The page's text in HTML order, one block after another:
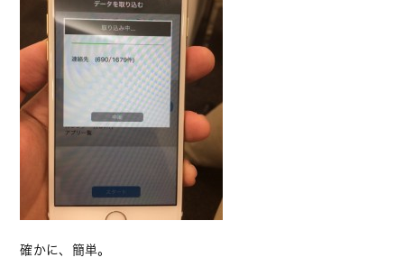
確かに、簡単。